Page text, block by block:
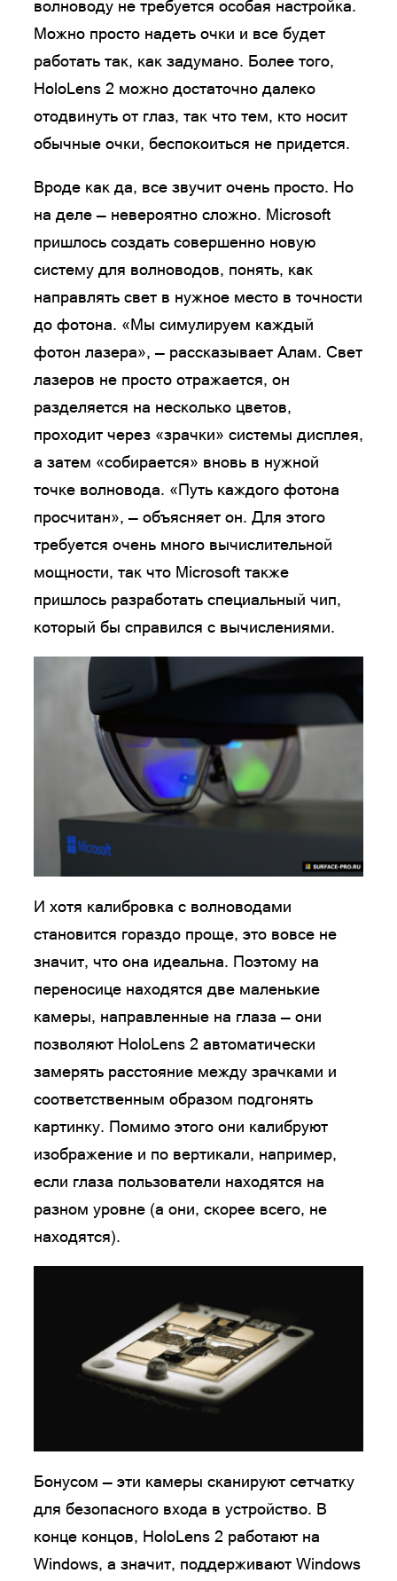
волноводу не требуется особая настройка.
Можно просто надеть очки и все будет
работать так, как задумано. Более того,
HoloLens 2 можно достаточно далеко
отодвинуть от глаз, так что тем, кто носит
обычные очки, беспокоиться не придется.
Вроде как да, все звучит очень просто. Но
на деле — невероятно сложно. Microsoft
пришлось создать совершенно новую
систему для волноводов, понять, как
направлять свет в нужное место в точности
до фотона. «Мы симулируем каждый
фотон лазера», — рассказывает Алам. Свет
лазеров не просто отражается, он
разделяется на несколько цветов,
проходит через «зрачки» системы дисплея,
а затем «собирается» вновь в нужной
точке волновода. «Путь каждого фотона
просчитан», — объясняет он. Для этого
требуется очень много вычислительной
мощности, так что Microsoft также
пришлось разработать специальный чип,
который бы справился с вычислениями.
И хотя калибровка с волноводами
становится гораздо проще, это вовсе не
значит, что она идеальна. Поэтому на
переносице находятся две маленькие
камеры, направленные на глаза — они
позволяют HoloLens 2 автоматически
замерять расстояние между зрачками и
соответственным образом подгонять
картинку. Помимо этого они калибруют
изображение и по вертикали, например,
если глаза пользователи находятся на
разном уровне (а они, скорее всего, не
находятся).
Бонусом — эти камеры сканируют сетчатку
для безопасного входа в устройство. В
конце концов, HoloLens 2 работают на
Windows, а значит, поддерживают Windows